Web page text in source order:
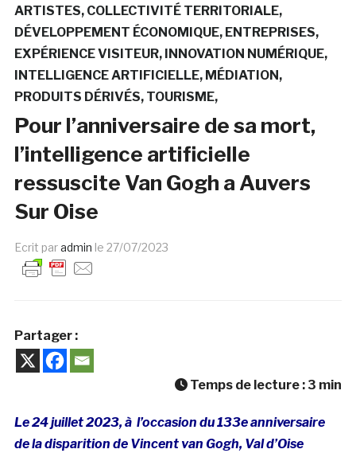
ARTISTES COLLECTIVITÉ TERRITORIALE
DÉVELOPPEMENT ÉCONOMIQUE ENTREPRISES
EXPÉRIENCE VISITEUR
INNOVATION NUMÉRIQUE
INTELLIGENCE ARTIFICIELLE MÉDIATION
PRODUITS DÉRIVÉS TOURISME
Pour l’anniversaire de sa mort,
l’intelligence artificielle
ressuscite Van Gogh a Auvers
Sur Oise
Ecrit paradmin le 27/07/2023
Partager :
Temps de lecture : 3 min
Le 24 juillet 2023, à l’occasion du 133e anniversaire
de la disparition de Vincent van Gogh, Val d’Oise